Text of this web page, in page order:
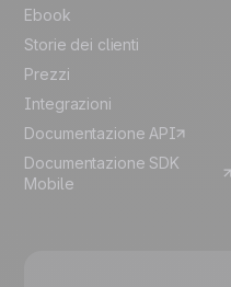
Ebook
Storie dei clienti
Prezzi
Integrazioni
Documentazione API
Documentazione SDK
Mobile